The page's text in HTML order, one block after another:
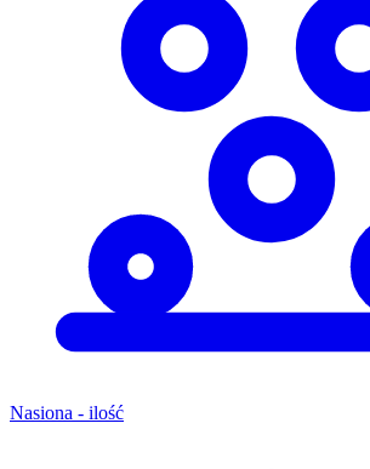
Nasiona - ilość